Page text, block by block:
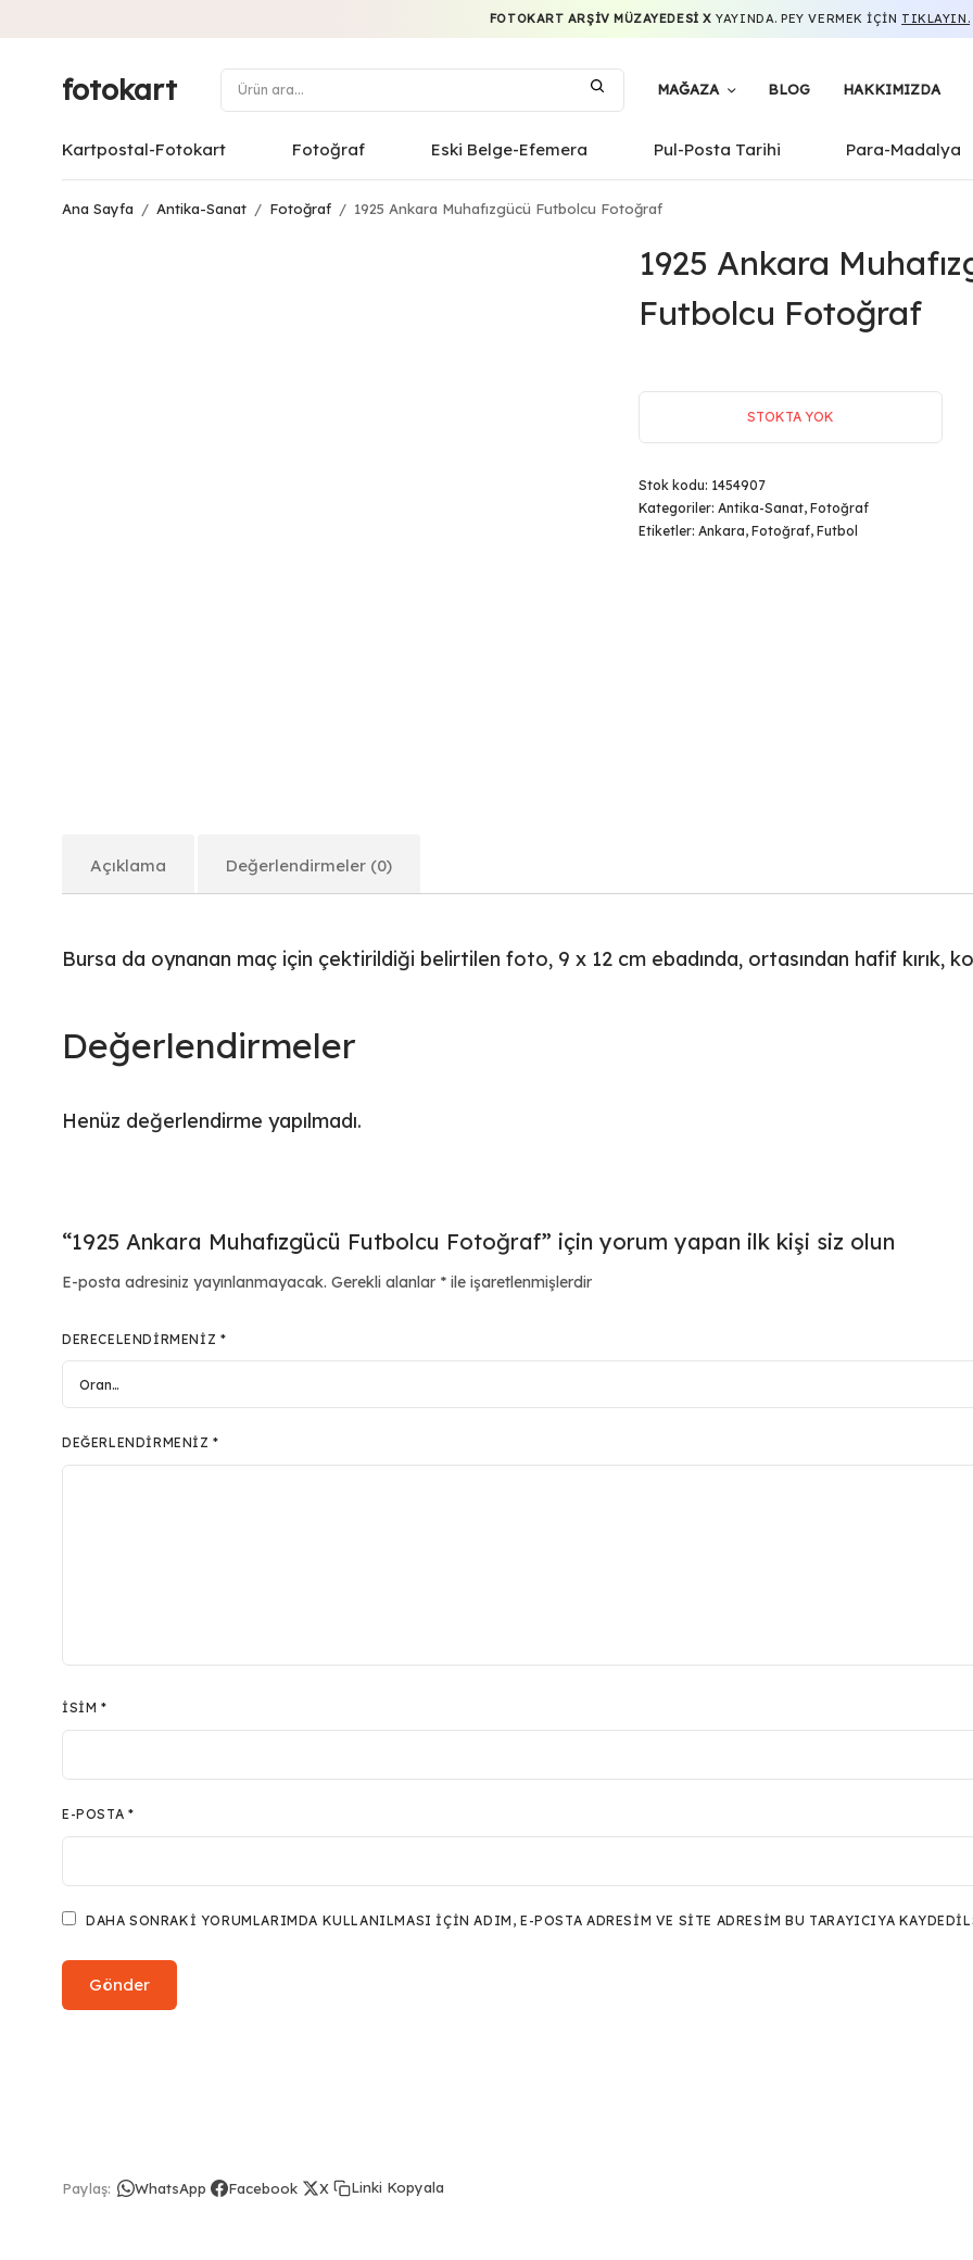
FOTOKART ARŞIV MÜZAYEDESI X YAYINDA. PEY VERMEK IÇIN TIKLAYIN.
fotokart MAĞAZA BLOG HAKKIMIZDA
Kartpostal-Fotokart Fotoğraf Eski Belge-Efemera Pul-Posta Tarihi Para-Madalya
Ana Sayfa / Antika-Sanat / Fotoğraf / 1925 Ankara Muhafızgücü Futbolcu Fotoğraf
1925 Ankara
Futbolcu Fotoğraf
STOKTA YOK
Stok kodu: 1454907
Kategoriler: Antika-Sanat, Fotoğraf
Etiketler: Ankara, Fotoğraf, Futbol
Açıklama Değerlendirmeler (0)
Bursa da oynanan maç için çektirildiği belirtilen foto, 9 x 12 cm ebadında, ortasından hafif kırık,
Değerlendirmeler
Henüz değerlendirme yapılmadı.
“1925 Ankara Muhafızgücü Futbolcu Fotoğraf” için yorum yapan ilk kişi siz olun
E-posta adresiniz yayınlanmayacak. Gerekli alanlar * ile işaretlenmişlerdir
DERECELENDIRMENIZ *
DEĞERLENDIRMENIZ*
İSIM*
E-POSTA *
DAHA SONRAKI YORUMLARIMDA KULLANILMASI IÇIN ADIM, E-POSTA ADRESIM VE SITE ADRESIM BU TARAYICIYA
Paylaş: WhatsApp Facebook X Linki Kopyala